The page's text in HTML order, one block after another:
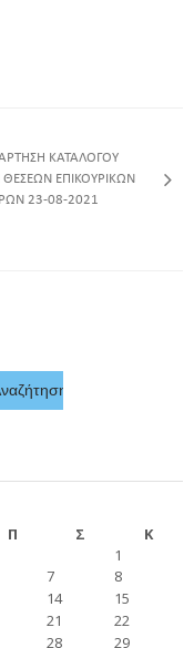
ΚΑΤΑΛΟΓΟΥ
ΘΕΣΕΩΝ ΕΠΙΚΟΥΡΙΚΩΝ
23-08-2021
Π Σ
Κ
1
7
8
14
15
21 22
28 29